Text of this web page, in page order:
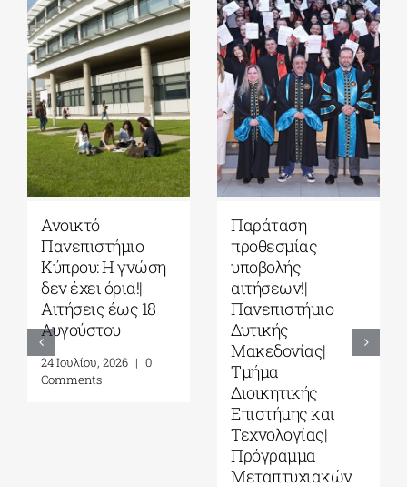
Ανοικτό
Πανεπιστήμιο
Κύπρου: Η γνώση
δεν έχει όρια!|
Αιτήσεις έως 18
Αυγούστου
24 Ιουλίου, 2026 | 0
Comments
Παράταση
προθεσμίας
υποβολής
αιτήσεων!|
Πανεπιστήμιο
Δυτικής
Μακεδονίας|
Τμήμα
Διοικητικής
Επιστήμης και
Τεχνολογίας|
Πρόγραμμα
Μεταπτυχιακών